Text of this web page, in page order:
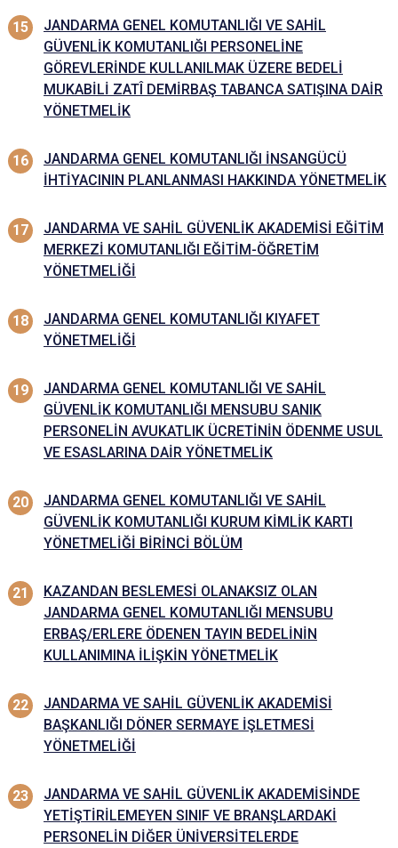
JANDARMA GENEL KOMUTANLIĞI VE SAHİL
GÜVENLİK KOMUTANLIĞI PERSONELİNE
GÖREVLERİNDE KULLANILMAK ÜZERE BEDELİ
MUKABİLİ ZATÎ DEMİRBAŞ TABANCA SATIŞINA DAİR
YÖNETMELİK
JANDARMA GENEL KOMUTANLIĞI İNSANGÜCÜ
İHTİYACININ PLANLANMASI HAKKINDA YÖNETMELİK
JANDARMA VE SAHİL GÜVENLİK AKADEMİSİ EĞİTİM
MERKEZİ KOMUTANLIĞI EĞİTİM-ÖĞRETİM
YÖNETMELİĞİ
JANDARMA GENEL KOMUTANLIĞI KIYAFET
YÖNETMELİĞİ
JANDARMA GENEL KOMUTANLIĞI VE SAHİL
GÜVENLİK KOMUTANLIĞI MENSUBU SANIK
PERSONELİN AVUKATLIK ÜCRETİNİN ÖDENME USUL
VE ESASLARINA DAİR YÖNETMELİK
JANDARMA GENEL KOMUTANLIĞI VE SAHİL
GÜVENLİK KOMUTANLIĞI KURUM KİMLİK KARTI
YÖNETMELİĞİ BİRİNCİ BÖLÜM
KAZANDAN BESLEMESİ OLANAKSIZ OLAN
JANDARMA GENEL KOMUTANLIĞI MENSUBU
ERBAŞ/ERLERE ÖDENEN TAYIN BEDELİNİN
KULLANIMINA İLİŞKİN YÖNETMELİK
JANDARMA VE SAHİL GÜVENLİK AKADEMİSİ
BAŞKANLIĞI DÖNER SERMAYE İŞLETMESİ
YÖNETMELİĞİ
JANDARMA VE SAHİL GÜVENLİK AKADEMİSİNDE
YETİŞTİRİLEMEYEN SINIF VE BRANŞLARDAKİ
PERSONELİN DİĞER ÜNİVERSİTELERDE